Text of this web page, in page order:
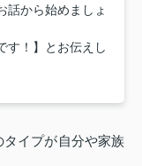
話から始めましょ
す！】とお伝えし
イプが自分や家族